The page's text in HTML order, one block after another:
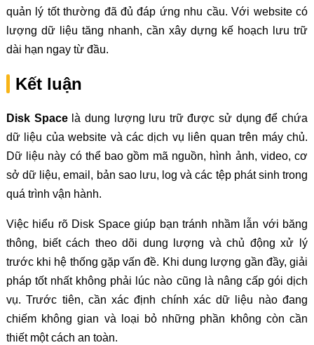
quản lý tốt thường đã đủ đáp ứng nhu cầu. Với website có
lượng dữ liệu tăng nhanh, cần xây dựng kế hoạch lưu trữ
dài hạn ngay từ đầu.
Kết luận
Disk Spacelà dung lượng lưu trữ được sử dụng để chứa
dữ liệu của website và các dịch vụ liên quan trên máy chủ.
Dữ liệu này có thể bao gồm mã nguồn, hình ảnh, video, cơ
sở dữ liệu, email, bản sao lưu, log và các tệp phát sinh trong
quá trình vận hành.
Việc hiểu rõ Disk Space giúp bạn tránh nhầm lẫn với băng
thông, biết cách theo dõi dung lượng và chủ động xử lý
trước khi hệ thống gặp vấn đề. Khi dung lượng gần đầy, giải
pháp tốt nhất không phải lúc nào cũng là nâng cấp gói dịch
vụ. Trước tiên, cần xác định chính xác dữ liệu nào đang
chiếm không gian và loại bỏ những phần không còn cần
thiết một cách an toàn.